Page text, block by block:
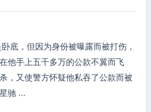
底，但因为身份被曝露而被打伤，
他手上五千多万的公款不翼而飞
，又使警方怀疑他私吞了公款而被
驰 ...